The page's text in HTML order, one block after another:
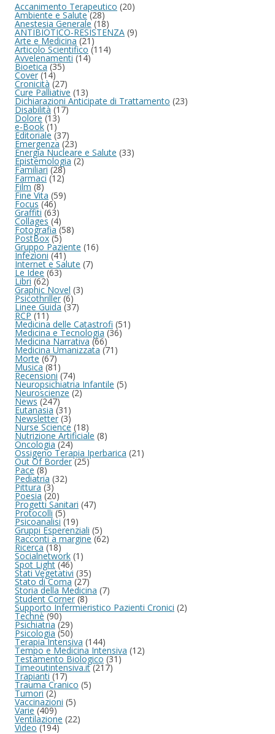
Accanimento Terapeutico (20)
Ambiente e Salute(28)
Anestesia Generale(18)
ANTIBIOTICO-RESISTENZA (9)
Arte e Medicina(21)
Articolo Scientifico (114)
Avvelenamenti(14)
Bioetica(35)
Cover(14)
Cronicità (27)
Cure Palliative (13)
Dichiarazioni Anticipate di Trattamento (23)
Disabilità(17)
Dolore(13)
e-Book(1)
Editoriale (37)
Emergenza (23)
Energia Nucleare e Salute (33)
Epistemologia(2)
Familiari(28)
Farmaci(12)
Film(8)
Fine Vita (59)
Focus(46)
Graffiti(63)
Collages (4)
Fotografia (58)
PostBox(5)
Gruppo Paziente (16)
Infezioni(41)
Internet e Salute (7)
Le Idee(63)
Libri(62)
Graphic Novel (3)
Psicothriller(6)
Linee Guida (37)
RCP(11)
Medicina delle Catastrofi (51)
Medicina e Tecnologia(36)
Medicina Narrativa(66)
Medicina Umanizzata (71)
Morte(67)
Musica(81)
Recensioni(74)
Neuropsichiatria Infantile (5)
Neuroscienze(2)
News(247)
Eutanasia (31)
Newsletter (3)
Nurse Science (18)
Nutrizione Artificiale (8)
Oncologia(24)
Ossigeno Terapia Iperbarica (21)
Out Of Border(25)
Pace(8)
Pediatria (32)
Pittura(3)
Poesia (20)
Progetti Sanitari (47)
Protocolli(5)
Psicoanalisi (19)
Gruppi Esperenziali (5)
Racconti a margine (62)
Ricerca(18)
Socialnetwork (1)
Spot Light(46)
Stati Vegetativi (35)
Stato di Coma(27)
Storia della Medicina (7)
Student Corner(8)
Supporto Infermieristico Pazienti Cronici (2)
Technè(90)
Psichiatria (29)
Psicologia (50)
Terapia Intensiva (144)
Tempo e Medicina Intensiva (12)
Testamento Biologico(31)
Timeoutintensiva.it(217)
Trapianti(17)
Trauma Cranico (5)
Tumori(2)
Vaccinazioni (5)
Varie(409)
Ventilazione (22)
Video(194)